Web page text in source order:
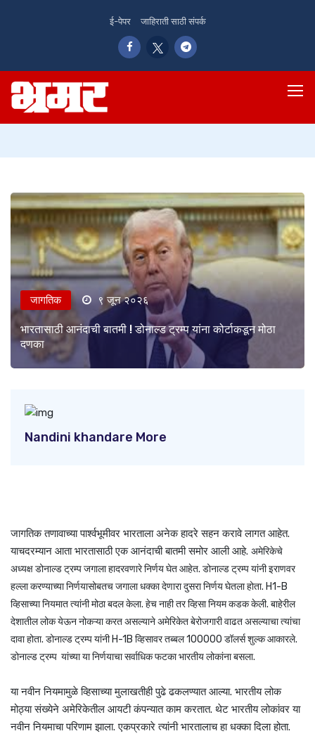
ई-पेपर जाहिराती साठी संपर्क
जागतिक ९ जून २०२६
भारतासाठी आनंदाची बातमी ! डोनाल्ड ट्रम्प यांना कोर्टाकडून मोठा
दणका
Nandini khandare More
जागतिक तणावाच्या पार्श्वभूमीवर भारताला अनेक हादरे सहन करावे लागत आहेत.
याचदरम्यान आता भारतासाठी एक आनंदाची बातमी समोर आली आहे. अमेरिकेचे
अध्यक्ष डोनाल्ड ट्रम्प जगाला हादरवणारे निर्णय घेत आहेत. डोनाल्ड ट्रम्प यांनी इराणवर
हल्ला करण्याच्या निर्णयासोबतच जगाला धक्का देणारा दुसरा निर्णय घेतला होता. H1-B
व्हिसाच्या नियमात त्यांनी मोठा बदल केला. हेच नाही तर व्हिसा नियम कडक केली. बाहेरील
देशातील लोक येऊन नोकऱ्या करत असल्याने अमेरिकेत बेरोजगारी वाढत असल्याचा त्यांचा
दावा होता. डोनाल्ड ट्रम्प यांनी H-1B व्हिसावर तब्बल 100000 डॉलर्स शुल्क आकारले.
डोनाल्ड ट्रम्प यांच्या या निर्णयाचा सर्वाधिक फटका भारतीय लोकांना बसला.
या नवीन नियमामुळे व्हिसाच्या मुलाखतीही पुढे ढकलण्यात आल्या. भारतीय लोक
मोठ्या संख्येने अमेरिकेतील आयटी कंपन्यात काम करतात. थेट भारतीय लोकांवर या
नवीन नियमाचा परिणाम झाला. एकप्रकारे त्यांनी भारतालाच हा धक्का दिला होता.